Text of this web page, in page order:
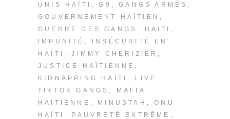
UNIS HAÏTI
,G9 ,GANGS ARMÉS
GOUVERNEMENT HAÏTIEN
GUERRE DES GANGS
HAITI
IMPUNITÉ
INSÉCURITÉ EN
HAÏTI
,JIMMY CHERIZIER
JUSTICE HAÏTIENNE
KIDNAPPING HAÏTI
LIVE
TIKTOK GANGS
MAFIA
HAÏTIENNE
MINUSTAH ,ONU
HAÏTI
PAUVRETÉ EXTRÊME